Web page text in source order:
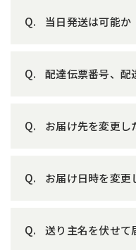
当日発送は可能か
配達伝票番号、配
お届け先を変更し
お届け日時を変更
送り主名を伏せて